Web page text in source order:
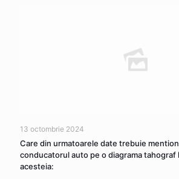
13 octombrie 2024
Care din urmatoarele date trebuie
conducatorul auto pe o diagrama
acesteia: